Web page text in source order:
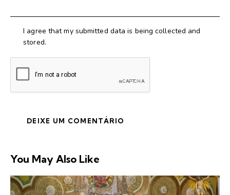
I agree that my submitted data is being collected and
stored.
You May Also Like